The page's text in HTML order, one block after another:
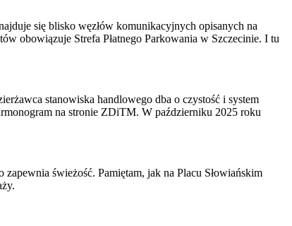
się blisko węzłów komunikacyjnych opisanych na
obowiązuje Strefa Płatnego Parkowania w Szczecinie. I tu
stanowiska handlowego dba o czystość i system
na stronie ZDiTM. W październiku 2025 roku
świeżość. Pamiętam, jak na Placu Słowiańskim